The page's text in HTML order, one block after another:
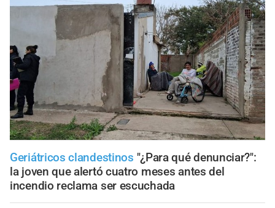
Geriátricos clandestinos "¿Para qué denunciar?":
la joven que alertó cuatro meses antes del
incendio reclama ser escuchada